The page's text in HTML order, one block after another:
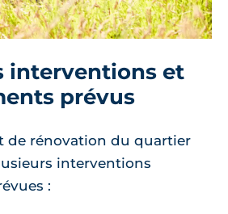
interventions et
prévus
de rénovation du quartier
interventions
: